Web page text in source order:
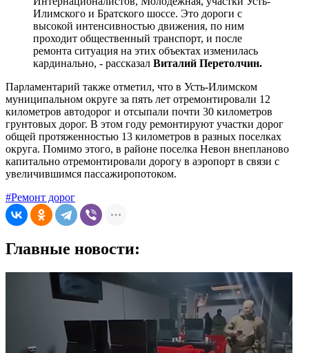
Илимского и Братского шоссе. Это дороги с
высокой интенсивностью движения, по ним
проходит общественный транспорт, и после
ремонта ситуация на этих объектах изменилась
кардинально, - рассказал Виталий Перетолчин.
Парламентарий также отметил, что в Усть-Илимском
муниципальном округе за пять лет отремонтировали 12
километров автодорог и отсыпали почти 30 километров
грунтовых дорог. В этом году ремонтируют участки дорог
общей протяженностью 13 километров в разных поселках
округа. Помимо этого, в районе поселка Невон внепланово
капитально отремонтировали дорогу в аэропорт в связи с
увеличившимся пассажиропотоком.
#Ремонт дорог
Главные новости: